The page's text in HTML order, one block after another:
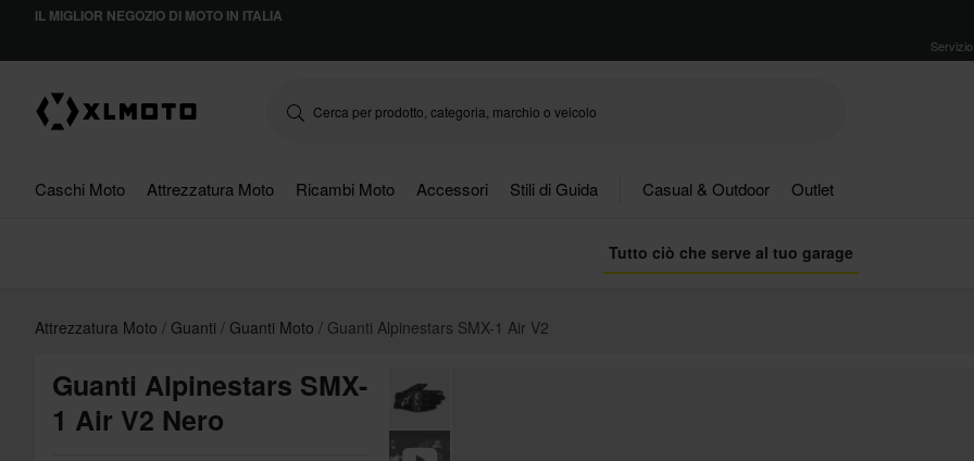
IL MIGLIOR NEGOZIO DI MOTO IN ITALIA
Caschi Moto Attrezzatura Moto Ricambi Moto Accessori Stili di Guida Casual & Outdoor Outlet
Tutto ciò che serve al tuo garage
Attrezzatura Moto Guanti Guanti Moto Guanti Alpinestars SMX-1 Air V2
Guanti Alpinestars SMX-
1 Air V2 Nero